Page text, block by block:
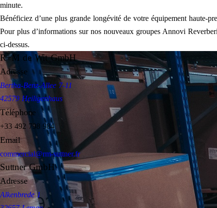
minute.
Bénéficiez d’une plus grande longévité de votre équipement haute-
Pour plus d’informations sur nos nouveaux groupes Annovi
ci-dessus.
R+M de Wit GmbH
Adresse
Bertha-Benz-Allee 7-11
42579 Heiligenhaus
Téléphone
+33 492 798 984
Email
commercial@rm-suttner.fr
Suttner GmbH
Adresse
Alkenbrede 1